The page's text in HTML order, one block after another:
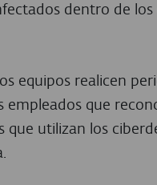
dentro de
equipos realicen
que
que utilizan los